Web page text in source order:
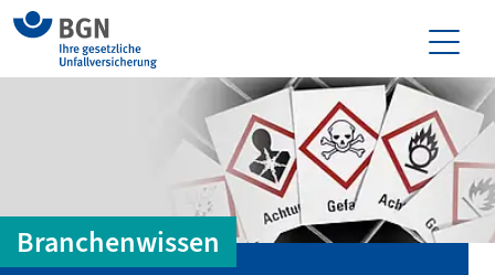
Branchenwissen